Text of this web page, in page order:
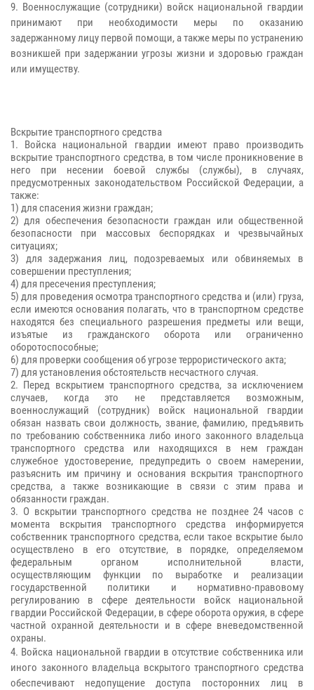
9. Военнослужащие (сотрудники) войск национальной гвардии
принимают при необходимости меры по оказанию
задержанному лицу первой помощи, а также меры по устранению
возникшей при задержании угрозы жизни и здоровью граждан
или имуществу.
Вскрытие транспортного средства
1. Войска национальной гвардии имеют право производить
вскрытие транспортного средства, в том числе проникновение в
него при несении боевой службы (службы), в случаях,
предусмотренных законодательством Российской Федерации, а
также:
1) для спасения жизни граждан;
2) для обеспечения безопасности граждан или общественной
безопасности при массовых беспорядках и чрезвычайных
ситуациях;
3) для задержания лиц, подозреваемых или обвиняемых в
совершении преступления;
4) для пресечения преступления;
5) для проведения осмотра транспортного средства и (или) груза,
если имеются основания полагать, что в транспортном средстве
находятся без специального разрешения предметы или вещи,
изъятые из гражданского оборота или ограниченно
оборотоспособные;
6) для проверки сообщения об угрозе террористического акта;
7) для установления обстоятельств несчастного случая.
2. Перед вскрытием транспортного средства, за исключением
случаев, когда это не представляется возможным,
военнослужащий (сотрудник) войск национальной гвардии
обязан назвать свои должность, звание, фамилию, предъявить
по требованию собственника либо иного законного владельца
транспортного средства или находящихся в нем граждан
служебное удостоверение, предупредить о своем намерении,
разъяснить им причину и основания вскрытия транспортного
средства, а также возникающие в связи с этим права и
обязанности граждан.
3. О вскрытии транспортного средства не позднее 24 часов с
момента вскрытия транспортного средства информируется
собственник транспортного средства, если такое вскрытие было
осуществлено в его отсутствие, в порядке, определяемом
федеральным органом исполнительной власти,
осуществляющим функции по выработке и реализации
государственной политики и нормативно-правовому
регулированию в сфере деятельности войск национальной
гвардии Российской Федерации, в сфере оборота оружия, в сфере
частной охранной деятельности и в сфере вневедомственной
охраны.
4. Войска национальной гвардии в отсутствие собственника или
иного законного владельца вскрытого транспортного средства
обеспечивают недопущение доступа посторонних лиц в